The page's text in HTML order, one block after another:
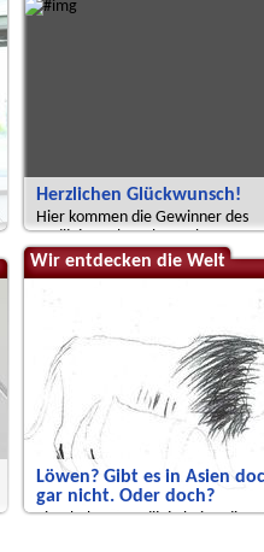
Herzlichen Glückwunsch!
Hier kommen die Gewinner des
Radijojo Malwettbewerbs 2021
Wir entdecken die Welt
Löwen? Gibt es in Asien
gar nicht. Oder doch?
Einschalten - Radijojo bei Radio